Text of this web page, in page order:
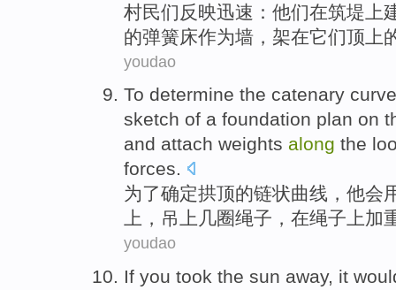
村民们反映迅速 ： 他们在筑堤 上
的弹簧床作为墙 ，架在它们顶上
youdao
To determine the catenary
sketch of a foundation plan on
and attach weights along the
forces.
为了确定拱顶的链状曲线 ， 他会
上， 吊 上几圈绳子 ， 在绳子上加
youdao
If you took the sun away, it